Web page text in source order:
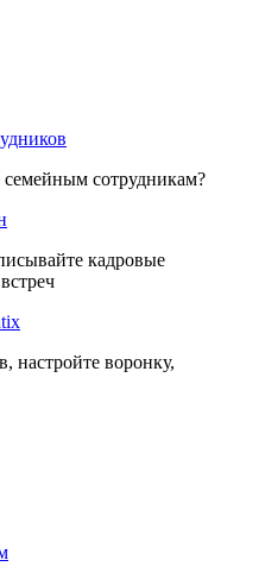
семейным сотрудникам?
кадровые
настройте воронку,